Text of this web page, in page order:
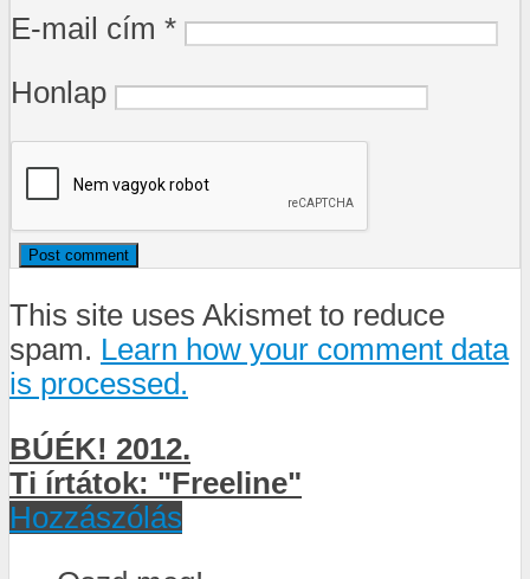
E-mail cím *
Honlap
This site uses Akismet to reduce
spam. Learn how your comment data
is processed.
BÚÉK! 2012.
Ti írtátok: "Freeline"
Hozzászólás